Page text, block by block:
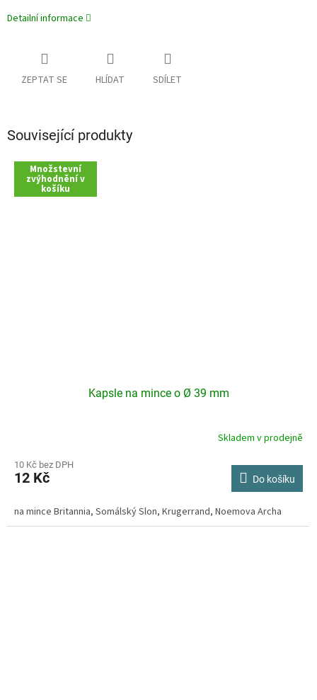
Detailní informace
ZEPTAT SE HLÍDAT SDÍLET
Související produkty
Množstevní
zvýhodnění v
košíku
Kapsle na mince o Ø 39 mm
produktu
je
z
Skladem v prodejně
10 Kč bez DPH
12 Kč Do košíku
na mince Britannia, Somálský Slon, Krugerrand, Noemova Archa